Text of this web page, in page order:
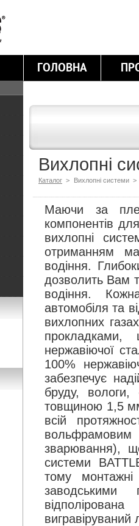
ГОЛОВНА
Вихлопні
Каталог > Вихлопні системи >
Маючи за
компонентів
вихлопні
отриманням
водіння.
дозволить Вам
водіння.
автомобіля та
вихлопних
нержавіючої
100%
забезпечує
бруду, вологи,
товщиною 1,5 мм
всій
вольфрамовим
зварювання),
системи
тому монтажні
заводськими
вигравіруваний